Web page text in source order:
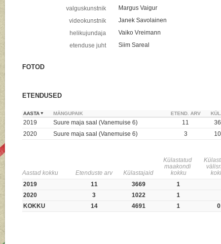
valguskunstnik
Margus Vaigur
videokunstnik
Janek Savolainen
helikujundaja
Vaiko Vreimann
etenduse juht
Siim Sareal
FOTOD
ETENDUSED
AASTA MÄNGUPAIK ETEND. ARV
2019 Suure maja saal (Vanemuise 6) 11
2020
Suure maja saal (Vanemuise 6) 3
Aastad kokku Etenduste arv Külastajaid
Külastatud
maakondi
kokku
2019
11 3669
1
2020
3 1022
1
KOKKU
14 4691 1 0